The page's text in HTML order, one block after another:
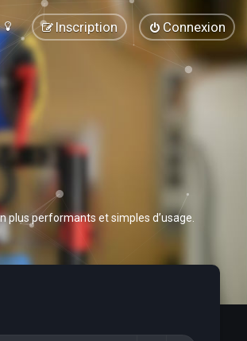
Connexion
Inscription
plus performants et simples d’usage.